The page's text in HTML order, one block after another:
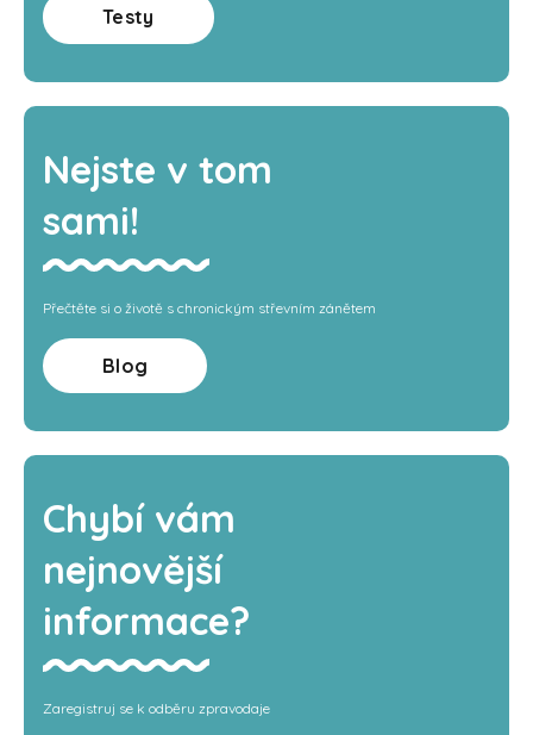
Testy
Nejste v tom
sami!
Přečtěte si o životě s chronickým střevním zánětem
Blog
Chybí vám
nejnovější
informace?
Zaregistruj se k odběru zpravodaje